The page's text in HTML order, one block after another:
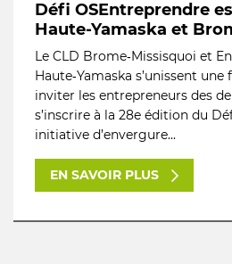
Défi OSEntreprendre
Haute-Yamaska et
Le CLD Brome‑Missisquoi et
Haute‑Yamaska s’unissent
inviter les entrepreneurs des
s’inscrire à la 28e édition du
initiative d’envergure...
EN SAVOIR PLUS